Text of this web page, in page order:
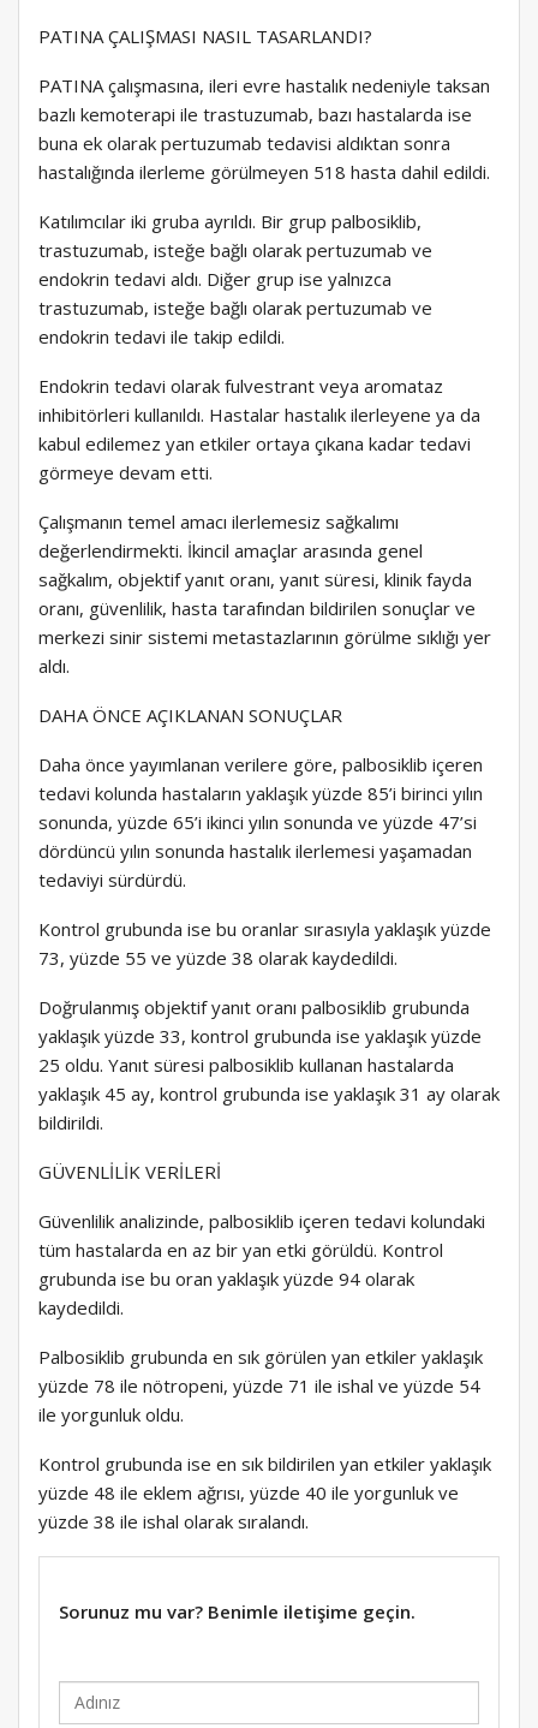
PATINA ÇALIŞMASI NASIL TASARLANDI?
PATINA çalışmasına, ileri evre hastalık nedeniyle taksan
bazlı kemoterapi ile trastuzumab, bazı hastalarda ise
buna ek olarak pertuzumab tedavisi aldıktan sonra
hastalığında ilerleme görülmeyen 518 hasta dahil edildi.
Katılımcılar iki gruba ayrıldı. Bir grup palbosiklib,
trastuzumab, isteğe bağlı olarak pertuzumab ve
endokrin tedavi aldı. Diğer grup ise yalnızca
trastuzumab, isteğe bağlı olarak pertuzumab ve
endokrin tedavi ile takip edildi.
Endokrin tedavi olarak fulvestrant veya aromataz
inhibitörleri kullanıldı. Hastalar hastalık ilerleyene ya da
kabul edilemez yan etkiler ortaya çıkana kadar tedavi
görmeye devam etti.
Çalışmanın temel amacı ilerlemesiz sağkalımı
değerlendirmekti. İkincil amaçlar arasında genel
sağkalım, objektif yanıt oranı, yanıt süresi, klinik fayda
oranı, güvenlilik, hasta tarafından bildirilen sonuçlar ve
merkezi sinir sistemi metastazlarının görülme sıklığı yer
aldı.
DAHA ÖNCE AÇIKLANAN SONUÇLAR
Daha önce yayımlanan verilere göre, palbosiklib içeren
tedavi kolunda hastaların yaklaşık yüzde 85’i birinci yılın
sonunda, yüzde 65’i ikinci yılın sonunda ve yüzde 47’si
dördüncü yılın sonunda hastalık ilerlemesi yaşamadan
tedaviyi sürdürdü.
Kontrol grubunda ise bu oranlar sırasıyla yaklaşık yüzde
73, yüzde 55 ve yüzde 38 olarak kaydedildi.
Doğrulanmış objektif yanıt oranı palbosiklib grubunda
yaklaşık yüzde 33, kontrol grubunda ise yaklaşık yüzde
25 oldu. Yanıt süresi palbosiklib kullanan hastalarda
yaklaşık 45 ay, kontrol grubunda ise yaklaşık 31 ay olarak
bildirildi.
GÜVENLİLİK VERİLERİ
Güvenlilik analizinde, palbosiklib içeren tedavi kolundaki
tüm hastalarda en az bir yan etki görüldü. Kontrol
grubunda ise bu oran yaklaşık yüzde 94 olarak
kaydedildi.
Palbosiklib grubunda en sık görülen yan etkiler yaklaşık
yüzde 78 ile nötropeni, yüzde 71 ile ishal ve yüzde 54
ile yorgunluk oldu.
Kontrol grubunda ise en sık bildirilen yan etkiler yaklaşık
yüzde 48 ile eklem ağrısı, yüzde 40 ile yorgunluk ve
yüzde 38 ile ishal olarak sıralandı.
Sorunuz mu var? Benimle iletişime geçin.